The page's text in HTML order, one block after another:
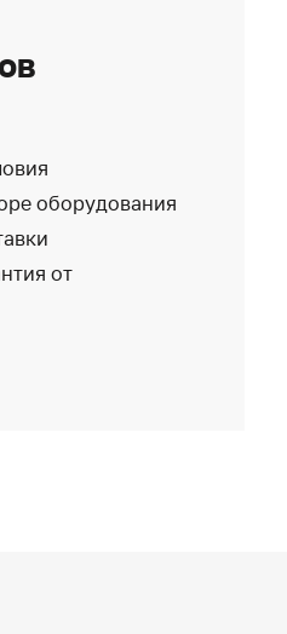
оборудования
от